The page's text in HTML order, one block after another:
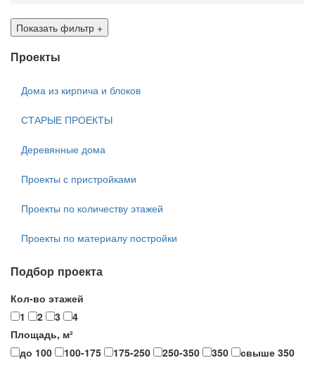
Показать фильтр +
Проекты
Дома из кирпича и блоков
СТАРЫЕ ПРОЕКТЫ
Деревянные дома
Проекты с пристройками
Проекты по количеству этажей
Проекты по материалу постройки
Подбор проекта
Кол-во этажей
1
2 3
4
Площадь, м²
до 100
100-175 175-250 250-350 350
свыше 350